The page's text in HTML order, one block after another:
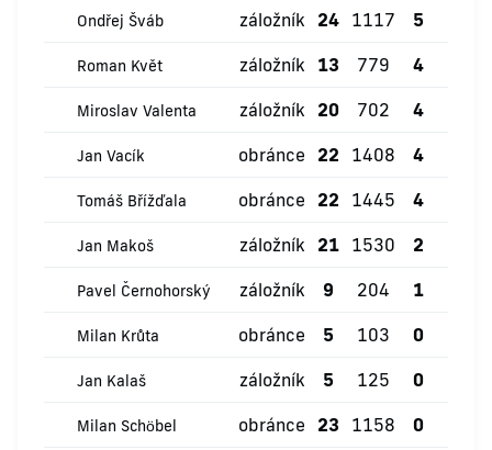
Ondřej Šváb záložník 24 1117 5
Roman Květ záložník 13 779 4
Miroslav Valenta záložník 20 702 4
Jan Vacík obránce 22 1408 4
Tomáš Břížďala obránce 22 1445 4
Jan Makoš záložník 21 1530 2
Pavel Černohorský záložník 9 204 1
Milan Krůta obránce 5 103 0
Jan Kalaš záložník 5 125 0
Milan Schöbel obránce 23 1158 0